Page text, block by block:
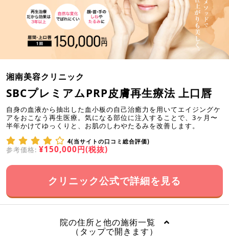
湘南美容クリニック
SBCプレミアムPRP皮膚再生療法 上口唇
自身の血液から抽出した血小板の自己治癒力を用いてエイジングケ
アをおこなう再生医療。気になる部位に注入することで、3ヶ月〜
半年かけてゆっくりと、お肌のしわやたるみを改善します。
4(当サイトの口コミ総合評価)
参考価格: ¥150,000円(税抜)
クリニック公式で詳細を見る
院の住所と他の施術一覧
（タップで開きます）